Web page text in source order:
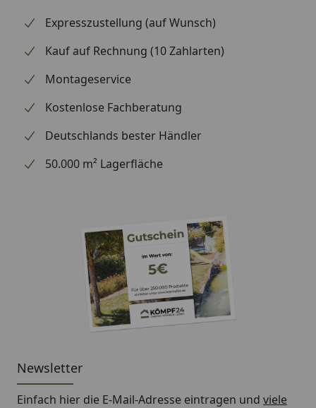
Expresszustellung (auf Wunsch)
Kauf auf Rechnung (10 Zahlarten)
Montageservice
Kostenlose Fachberatung
Deutschlands bester Händler
50.000 m² Lagerfläche
Newsletter
Einfach hier die E-Mail-Adresse eintragen und viele